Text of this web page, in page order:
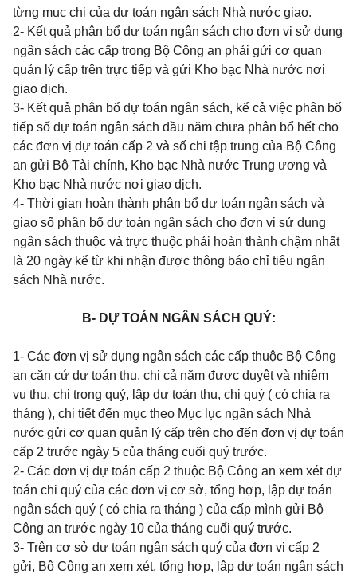
từng mục chi của dự toán ngân sách Nhà nước giao.
2- Kết quả phân bổ dự toán ngân sách cho đơn vị sử dụng
ngân sách các cấp trong Bộ Công an phải gửi cơ quan
quản lý cấp trên trực tiếp và gửi Kho bạc Nhà nước nơi
giao dịch.
3- Kết quả phân bổ dự toán ngân sách, kể cả việc phân bổ
tiếp số dự toán ngân sách đầu năm chưa phân bổ hết cho
các đơn vị dự toán cấp 2 và số chi tập trung của Bộ Công
an gửi Bộ Tài chính, Kho bạc Nhà nước Trung ương và
Kho bạc Nhà nước nơi giao dịch.
4- Thời gian hoàn thành phân bổ dự toán ngân sách và
giao số phân bổ dự toán ngân sách cho đơn vị sử dụng
ngân sách thuộc và trực thuộc phải hoàn thành chậm nhất
là 20 ngày kể từ khi nhận được thông báo chỉ tiêu ngân
sách Nhà nước.
B- DỰ TOÁN NGÂN SÁCH QUÝ:
1- Các đơn vị sử dụng ngân sách các cấp thuộc Bộ Công
an căn cứ dự toán thu, chi cả năm được duyệt và nhiệm
vụ thu, chi trong quý, lập dự toán thu, chi quý ( có chia ra
tháng ), chi tiết đến mục theo Mục lục ngân sách Nhà
nước gửi cơ quan quản lý cấp trên cho đến đơn vị dự toán
cấp 2 trước ngày 5 của tháng cuối quý trước.
2- Các đơn vị dự toán cấp 2 thuộc Bộ Công an xem xét dự
toán chi quý của các đơn vị cơ sở, tổng hợp, lập dự toán
ngân sách quý ( có chia ra tháng ) của cấp mình gửi Bộ
Công an trước ngày 10 của tháng cuối quý trước.
3- Trên cơ sở dự toán ngân sách quý của đơn vị cấp 2
gửi, Bộ Công an xem xét, tổng hợp, lập dự toán ngân sách